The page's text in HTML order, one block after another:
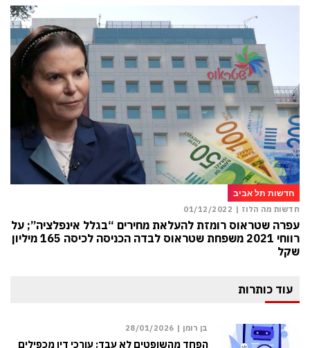
חדשות תל אביב
חדשות מה הלוז | 01/12/2022
עפרה שטראוס רומזת להעלאת מחירים “בגלל אינפלציה”; על
רווחי 2021 משפחת שטראוס לבדה הכניסה לכיסה 165 מיליון
שקל
עוד כותרות
בן רומן | 28/01/2026
הפחד מהשופטים לא עבד: עורכי דין מכפילים